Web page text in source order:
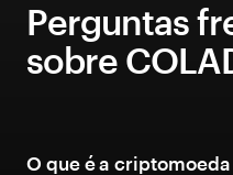
Perguntas
sobre
O que é a criptomoeda